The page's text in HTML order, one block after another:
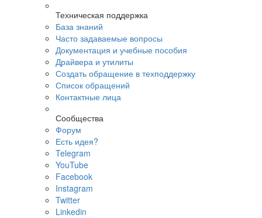
Техническая поддержка
База знаний
Часто задаваемые вопросы
Документация и учебные пособия
Драйвера и утилиты
Создать обращение в техподдержку
Список обращений
Контактные лица
Сообщества
Форум
Есть идея?
Telegram
YouTube
Facebook
Instagram
Twitter
Linkedin